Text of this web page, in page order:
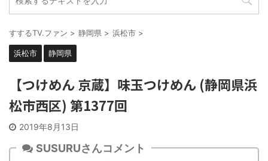
すするTV.ファン > 静岡県 > 浜松市 >
浜松市 静岡県
【つけめん 京蔵】味玉つけめん (静岡県浜
松市西区) 第1377回
2019年8月13日
SUSURUさんコメント